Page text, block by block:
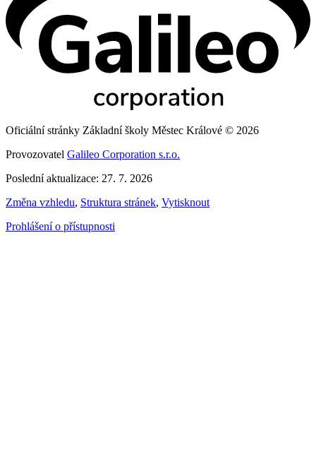
Oficiální stránky Základní školy Městec Králové © 2026
Provozovatel Galileo Corporation s.r.o.
Poslední aktualizace: 27. 7. 2026
Změna vzhledu, Struktura stránek, Vytisknout
Prohlášení o přístupnosti